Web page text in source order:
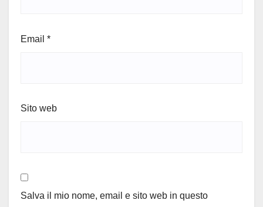
Email *
Sito web
Salva il mio nome, email e sito web in questo